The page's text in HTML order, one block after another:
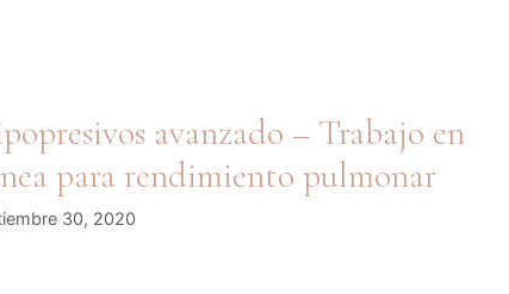
avanzado – Trabajo en
para rendimiento pulmonar
30, 2020